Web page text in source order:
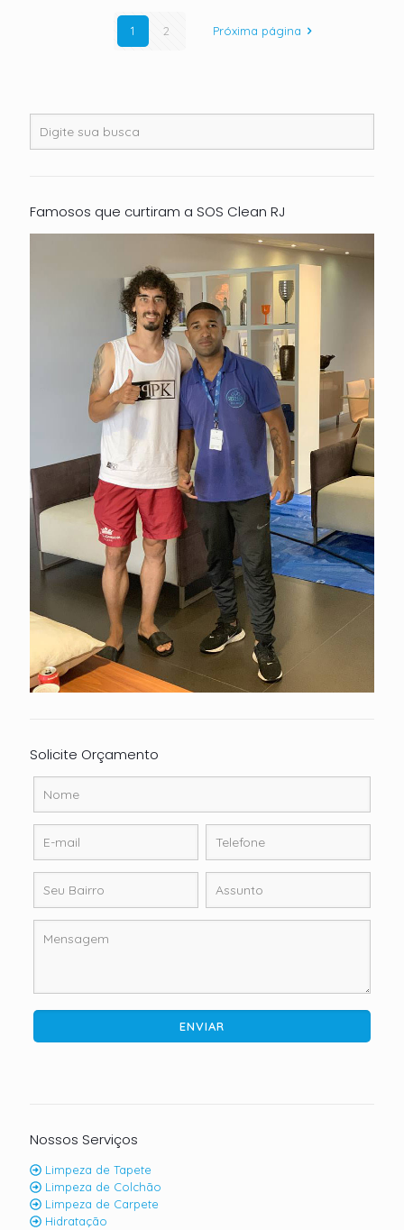
1 2 Próxima página
Famosos que curtiram a SOS Clean RJ
Solicite Orçamento
Nossos Serviços
Limpeza de Tapete
Limpeza de Colchão
Limpeza de Carpete
Hidratação